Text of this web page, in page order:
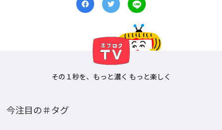
その１秒を、もっと濃く もっと楽しく
今注目の＃タグ